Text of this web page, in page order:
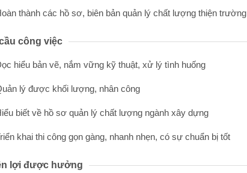
thành các hồ sơ, biên bản quản lý chất lượng thiện trường
công việc
hiểu bản vẽ, nắm vững kỹ thuật, xử lý tình huống
lý được khối lượng, nhân công
biết về hồ sơ quản lý chất lượng ngành xây dựng
khai thi công gọn gàng, nhanh nhẹn, có sự chuẩn bị tốt
lợi được hưởng